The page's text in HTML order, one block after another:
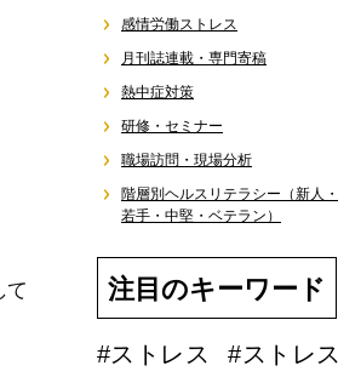
て
感情労働ストレス
月刊誌連載・専門寄稿
熱中症対策
研修・セミナー
職場訪問・現場分析
階層別ヘルスリテラシー（新人・
若手・中堅・ベテラン）
注目のキーワード
#ストレス
#ストレス